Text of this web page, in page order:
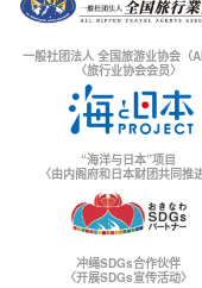
一般社团法人 全国旅游业协会（
〈旅行业协会会员〉
“海洋与日本”项目
〈由内阁府和日本财团共同推
冲绳SDGs合作伙伴
〈开展SDGs宣传活动〉